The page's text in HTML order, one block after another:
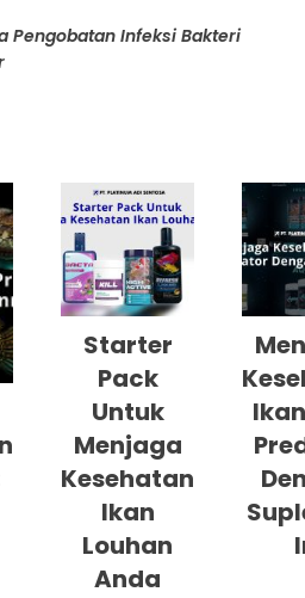
Pengobatan Infeksi Bakteri
Starter
Pack
Untuk
Menjaga
Kesehatan
Ikan
Louhan
Anda